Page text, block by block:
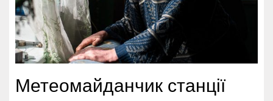
Метеомайданчик станції